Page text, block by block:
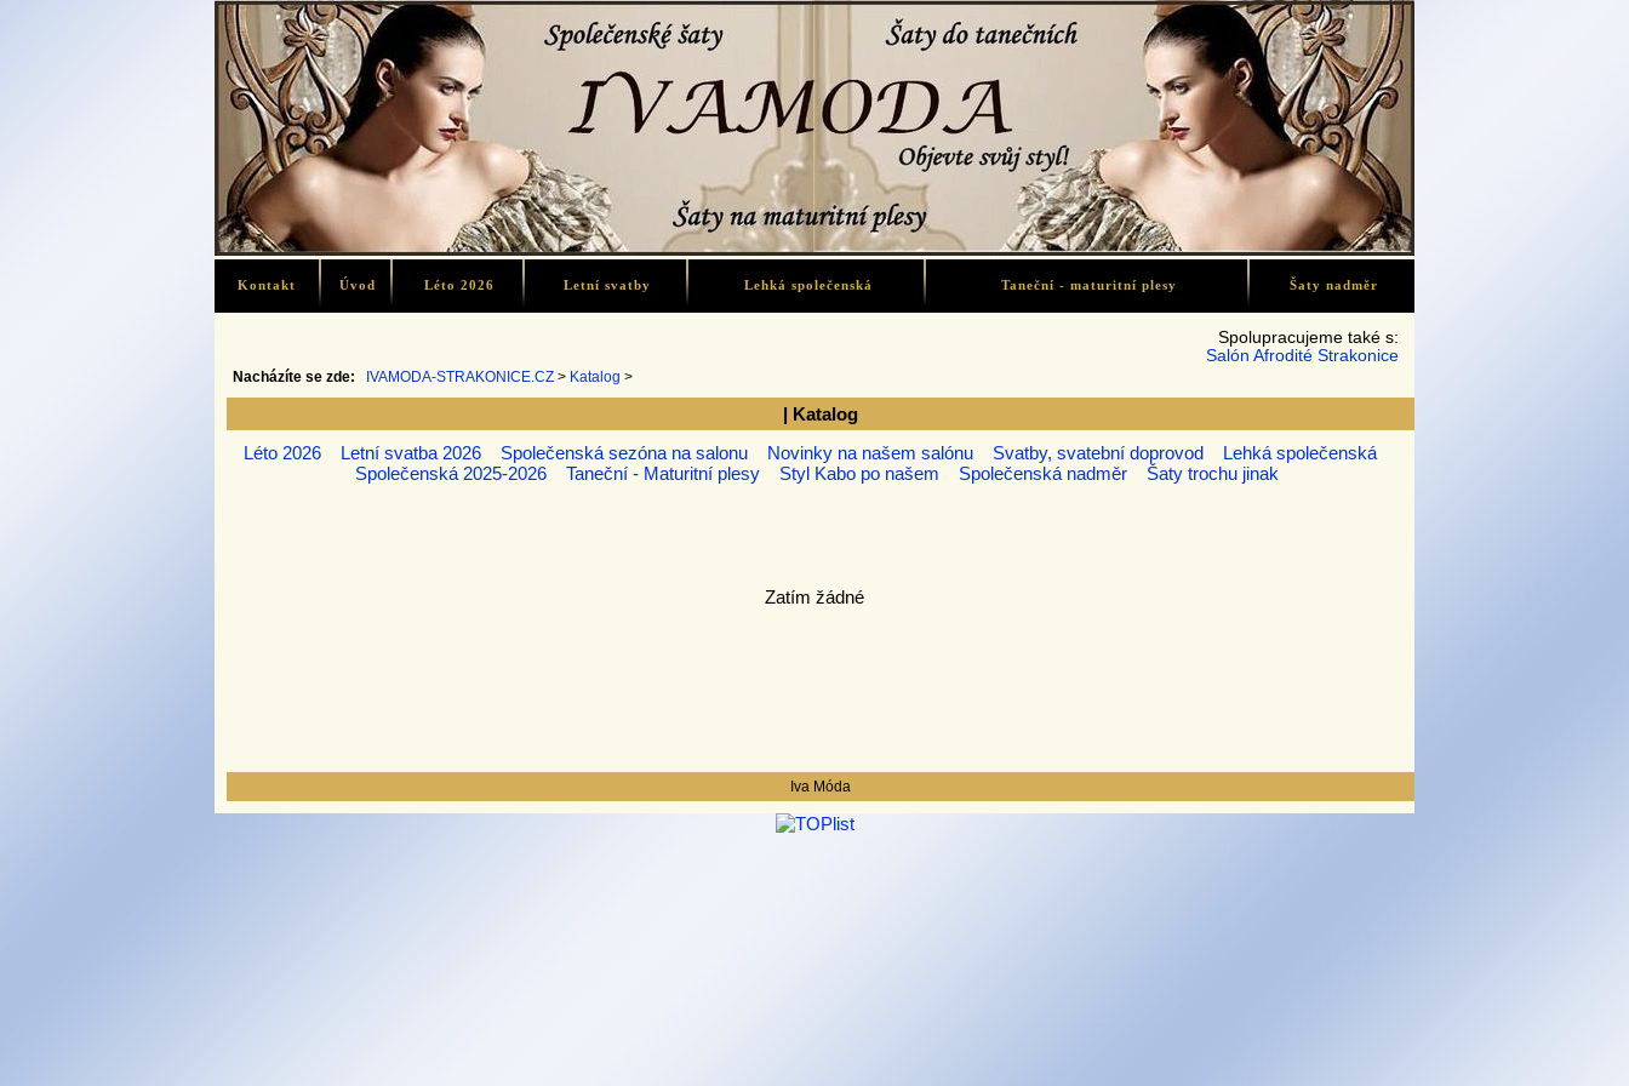
Kontakt Úvod Léto 2026 Letní svatby Lehká společenská Taneční - maturitní plesy Šaty nadměr
Spolupracujeme také s:
Salón Afrodité Strakonice
Nacházíte se zde: IVAMODA-STRAKONICE.CZ > Katalog >
| Katalog
Léto 2026
Letní svatba 2026 Společenská sezóna na salonu Novinky na našem salónu Svatby, svatební doprovod
Lehká společenská
Společenská 2025-2026
Taneční - Maturitní plesy Styl Kabo po našem Společenská nadměr Šaty trochu jinak
Zatím žádné
Iva Móda